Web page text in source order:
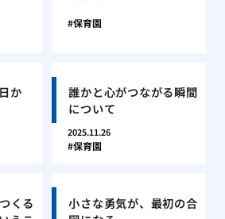
保育園
か
誰かと心がつながる瞬間
について
2025.11.26
保育園
くる
小さな勇気が、最初の合